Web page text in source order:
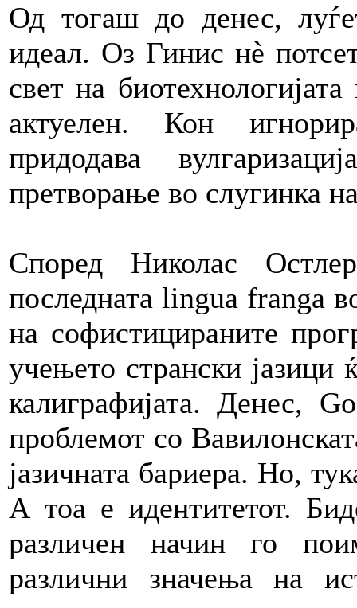
Од тогаш до денес,
идеал. Оз Гинис нè
свет на
актуелен. Кон
придодава
претворање во слугинка
Според Николас
последната lingua franga
на софистицираните
учењето странски јазици
калиграфијата. Денес,
проблемот со
јазичната бариера. Но,
А тоа е идентитетот.
различен начин го
различни значења на